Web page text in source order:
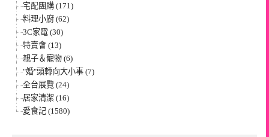
宅配團購 (171)
料理小廚 (62)
3C家電 (30)
特賣會 (13)
親子＆寵物 (6)
"婚"頭轉向大小事 (7)
全台展覽 (24)
居家清潔 (16)
愛食記 (1580)